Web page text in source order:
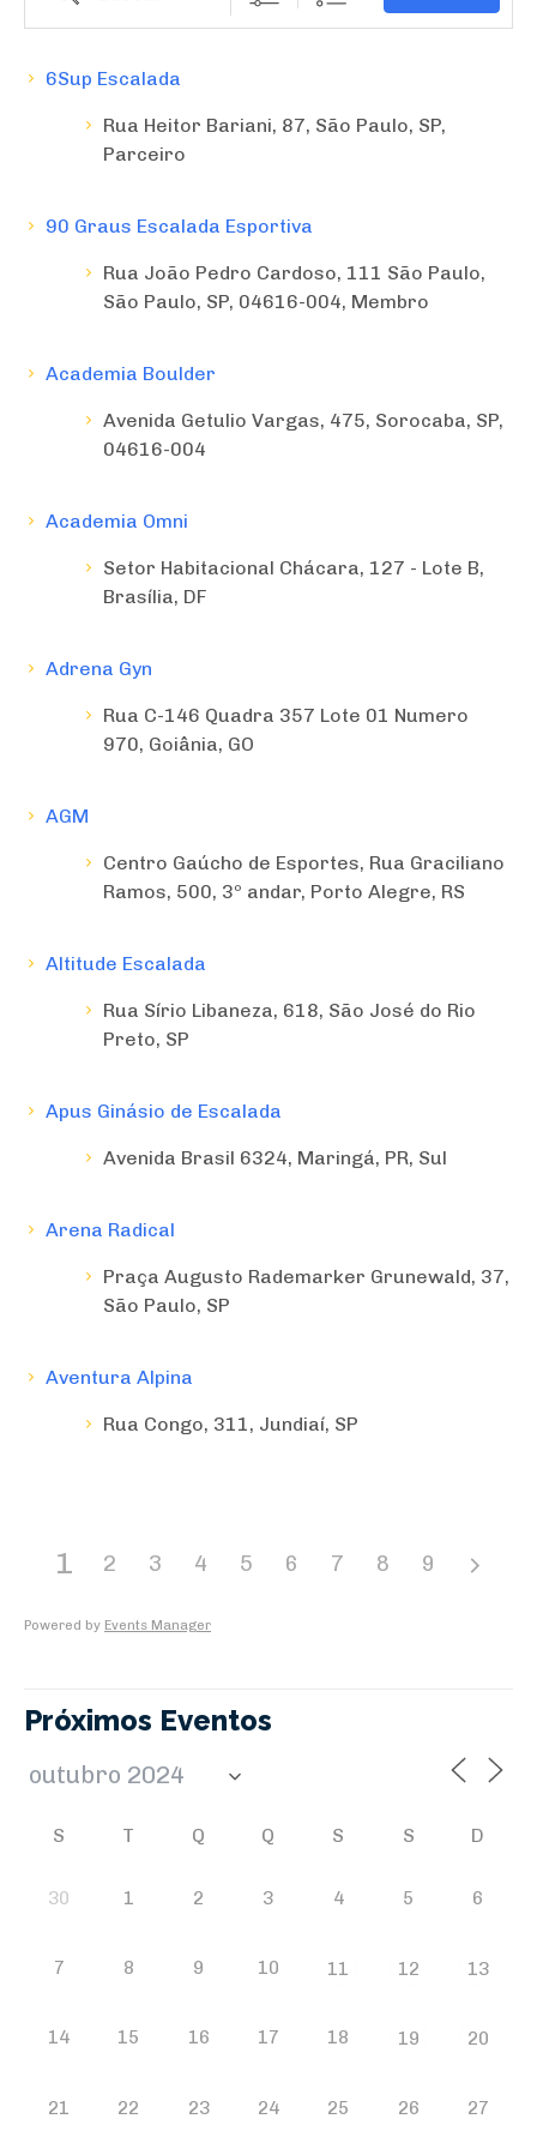
6Sup Escalada
Rua Heitor Bariani, 87, São Paulo, SP,
Parceiro
90 Graus Escalada Esportiva
Rua João Pedro Cardoso, 111 São Paulo,
São Paulo, SP, 04616-004, Membro
Academia Boulder
Avenida Getulio Vargas, 475, Sorocaba, SP,
04616-004
Academia Omni
Setor Habitacional Chácara, 127 - Lote B,
Brasília, DF
Adrena Gyn
Rua C-146 Quadra 357 Lote 01 Numero
970, Goiânia, GO
AGM
Centro Gaúcho de Esportes, Rua Graciliano
Ramos, 500, 3º andar, Porto Alegre, RS
Altitude Escalada
Rua Sírio Libaneza, 618, São José do Rio
Preto, SP
Apus Ginásio de Escalada
Avenida Brasil 6324, Maringá, PR, Sul
Arena Radical
Praça Augusto Rademarker Grunewald, 37,
São Paulo, SP
Aventura Alpina
Rua Congo, 311, Jundiaí, SP
1 2 3 4 5 6 7 8 9
Powered by Events Manager
Próximos Eventos
S T Q Q S S D
30 1 2 3 4 5 6
7 8 9 10 11 12 13
14 15 16 17 18 19 20
21 22 23 24 25 26 27